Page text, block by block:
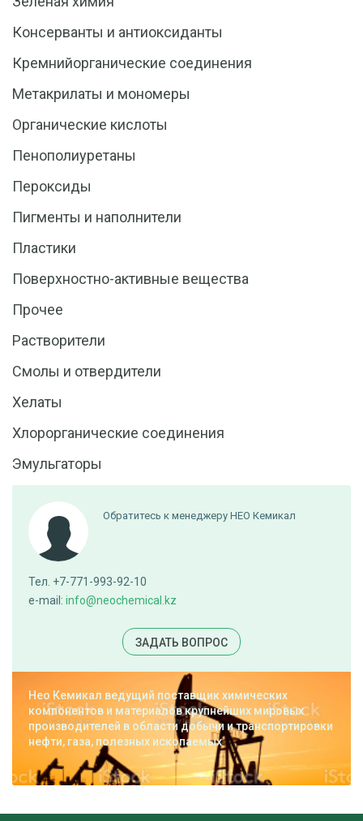
Консерванты и антиоксиданты
Кремнийорганические соединения
Метакрилаты и мономеры
Органические кислоты
Пенополиуретаны
Пероксиды
Пигменты и наполнители
Пластики
Поверхностно-активные вещества
Прочее
Растворители
Смолы и отвердители
Хелаты
Хлорорганические соединения
Эмульгаторы
Обратитесь к менеджеру НЕО Кемикал
Тел. +7-771-993-92-10
e-mail: info@neochemical.kz
ЗАДАТЬ ВОПРОС
Нео Кемикал ведущий поставщик химических
компонентов и материалов крупнейших мировых
производителей в области добычи и транспортировки
нефти, газа, полезных ископаемых